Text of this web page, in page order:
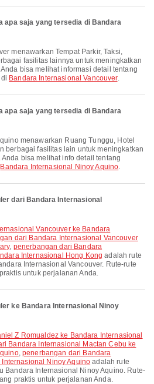
apa saja yang tersedia di Bandara
fasilitas lainnya untuk meningkatkan
bisa melihat informasi detail tentang
Bandara Internasional Vancouver.
apa saja yang tersedia di Bandara
berbagai fasilitas lain untuk meningkatkan
bisa melihat info detail tentang
Bandara Internasional Ninoy Aquino.
dari Bandara Internasional
dari Bandara Internasional Vancouver
, penerbangan dari Bandara
Internasional Hong Kong adalah rute
Internasional Vancouver. Rute-rute
untuk perjalanan Anda.
ke Bandara Internasional Ninoy
Bandara Internasional Mactan Cebu ke
,penerbangan dari Bandara
Ninoy Aquino adalah rute
Bandara Internasional Ninoy Aquino. Rute-
praktis untuk perjalanan Anda.